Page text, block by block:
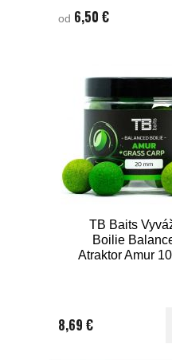
od 6,50 €
TB Baits
Boilie
Atraktor Amur
8,69 €